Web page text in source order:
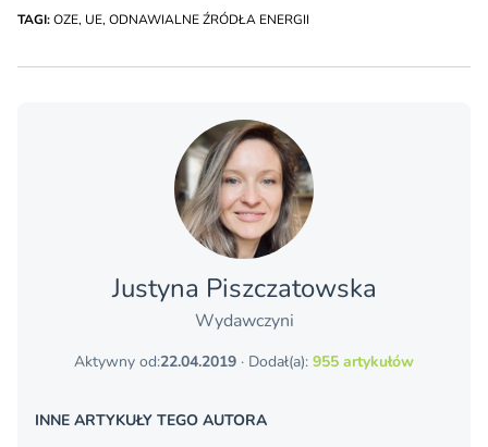
TAGI:OZE, UE, ODNAWIALNE ŹRÓDŁA ENERGII
Justyna Piszczatowska
Wydawczyni
Aktywny od:22.04.2019 · Dodał(a): 955 artykułów
INNE ARTYKUŁY TEGO AUTORA